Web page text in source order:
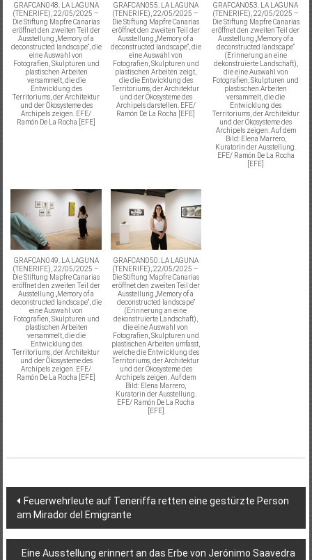
GRAFCAN048. LA LAGUNA
(TENERIFE), 22/05/2025 –
Die Stiftung Mapfre Canarias
eröffnet den zweiten Teil der
Ausstellung „Memory of a
deconstructed landscape“, die
eine Auswahl von
Fotografien, Skulpturen und
plastischen Arbeiten
versammelt, die die
Entwicklung des
Territoriums, der Architektur
und der Ökosysteme des
Archipels zeigen. EFE/
Ramón De La Rocha [EFE]
GRAFCAN055. LA LAGUNA
(TENERIFE), 22/05/2025 –
Die Stiftung Mapfre Canarias
eröffnet den zweiten Teil der
Ausstellung „Memory of a
deconstructed landscape“, die
eine Auswahl von
Fotografien, Skulpturen und
plastischen Arbeiten zeigt,
die die Entwicklung des
Territoriums, der Architektur
und der Ökosysteme des
Archipels darstellen. EFE/
Ramón De La Rocha [EFE]
GRAFCAN053. LA LAGUNA
(TENERIFE), 22/05/2025 –
Die Stiftung Mapfre Canarias
eröffnet den zweiten Teil der
Ausstellung „Memory of a
deconstructed landscape“
(Erinnerung an eine
dekonstruierte Landschaft),
die eine Auswahl von
Fotografien, Skulpturen und
plastischen Arbeiten
versammelt, die die
Entwicklung des
Territoriums, der Architektur
und der Ökosysteme des
Archipels zeigen. Auf dem
Bild: Elena Marrero,
Kuratorin der Ausstellung.
EFE/ Ramón De La Rocha
[EFE]
GRAFCAN049. LA LAGUNA
(TENERIFE), 22/05/2025 –
Die Stiftung Mapfre Canarias
eröffnet den zweiten Teil der
Ausstellung „Memory of a
deconstructed landscape“, die
eine Auswahl von
Fotografien, Skulpturen und
plastischen Arbeiten
versammelt, die die
Entwicklung des
Territoriums, der Architektur
und der Ökosysteme des
Archipels zeigen. EFE/
Ramón De La Rocha [EFE]
GRAFCAN050. LA LAGUNA
(TENERIFE), 22/05/2025 –
Die Stiftung Mapfre Canarias
eröffnet den zweiten Teil der
Ausstellung „Memory of a
deconstructed landscape“
(Erinnerung an eine
dekonstruierte Landschaft),
die eine Auswahl von
Fotografien, Skulpturen und
plastischen Arbeiten umfasst,
welche die Entwicklung des
Territoriums, der Architektur
und der Ökosysteme des
Archipels zeigen. Auf dem
Bild: Elena Marrero,
Kuratorin der Ausstellung.
EFE/ Ramón De La Rocha
[EFE]
Beitragsnavigation
Feuerwehrleute auf Teneriffa retten eine gestürzte Person
am Mirador del Emigrante
Eine Ausstellung erinnert an das Erbe von Jerónimo Saavedra